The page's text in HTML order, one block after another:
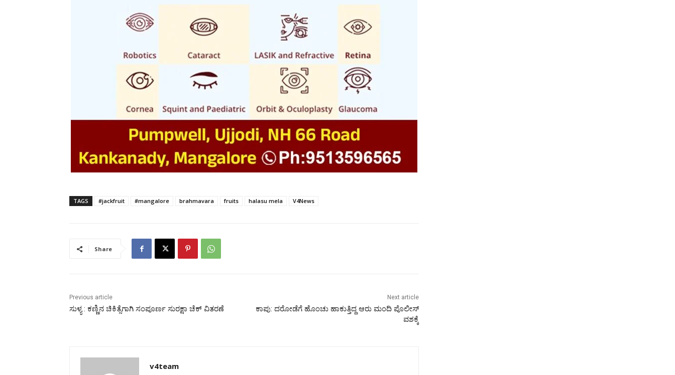
TAGS #jackfruit #mangalore brahmavara fruits halasu mela V4News
Share
Previous article
ಸುಳ್ಯ : ಕಣ್ಣಿನ ಚಿಕಿತ್ಸೆಗಾಗಿ ಸಂಪೂರ್ಣ ಸುರಕ್ಷಾ ಚೆಕ್ ವಿತರಣೆ
Next article
ಕಾಪು: ದರೋಡೆಗೆ ಹೊಂಚು ಹಾಕುತ್ತಿದ್ದ ಆರು ಮಂದಿ ಪೊಲೀಸ್
ವಶಕ್ಕೆ
v4team